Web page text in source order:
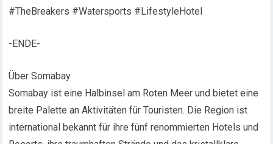
#TheBreakers #Watersports #LifestyleHotel
-ENDE-
Über Somabay
Somabay ist eine Halbinsel am Roten Meer und bietet eine
breite Palette an Aktivitäten für Touristen. Die Region ist
international bekannt für ihre fünf renommierten Hotels und